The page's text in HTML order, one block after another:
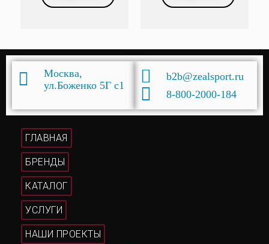
Москва,
ул.Боженко 5Г с1
b2b@zealsport.ru
8-800-2000-184
ГЛАВНАЯ
БРЕНДЫ
КАТАЛОГ
УСЛУГИ
НАШИ ПРОЕКТЫ